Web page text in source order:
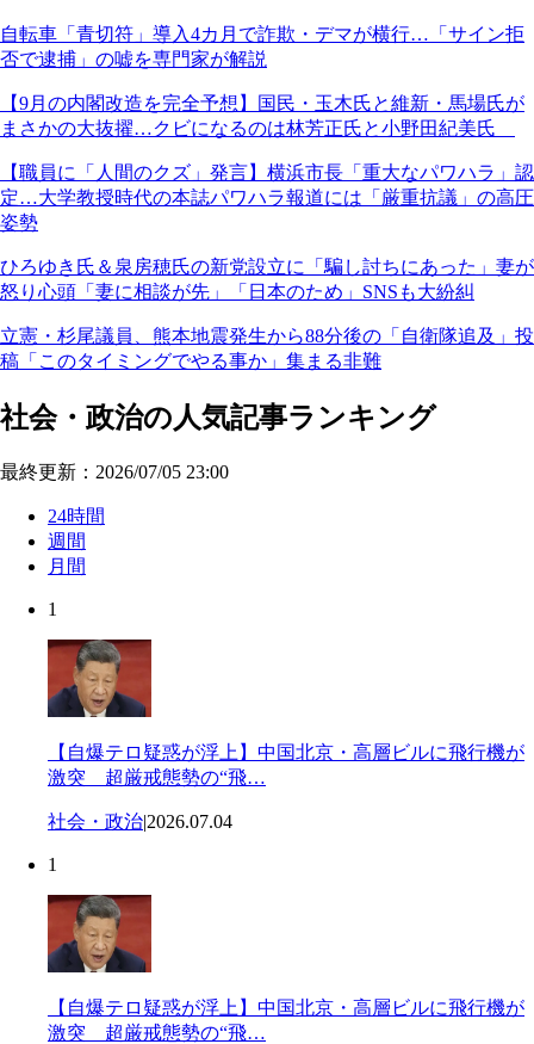
自転車「青切符」導入4カ月で詐欺・デマが横行…「サイン拒
否で逮捕」の嘘を専門家が解説
【9月の内閣改造を完全予想】国民・玉木氏と維新・馬場氏が
まさかの大抜擢…クビになるのは林芳正氏と小野田紀美氏
【職員に「人間のクズ」発言】横浜市長「重大なパワハラ」認
定…大学教授時代の本誌パワハラ報道には「厳重抗議」の高圧
姿勢
ひろゆき氏＆泉房穂氏の新党設立に「騙し討ちにあった」妻が
怒り心頭「妻に相談が先」「日本のため」SNSも大紛糾
立憲・杉尾議員、熊本地震発生から88分後の「自衛隊追及」投
稿「このタイミングでやる事か」集まる非難
社会・政治の人気記事ランキング
最終更新：2026/07/05 23:00
24時間
週間
月間
1
【自爆テロ疑惑が浮上】中国北京・高層ビルに飛行機が
激突 超厳戒態勢の“飛…
社会・政治|2026.07.04
1
【自爆テロ疑惑が浮上】中国北京・高層ビルに飛行機が
激突 超厳戒態勢の“飛…